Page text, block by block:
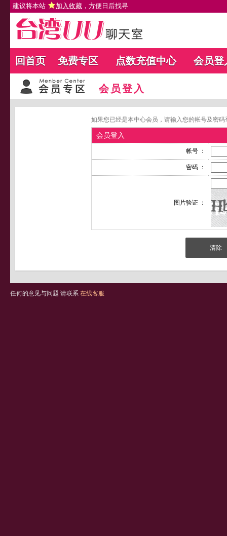
建议将本站 加入收藏 ，方便日后找寻
回首页 免费专区 点数充值中心 会员登
会员登入
如果您已经是本中心会员，请输入您的帐号及密
会员登入
帐号 ：
密码 ：
图片验证 ：
任何的意见与问题 请联系 在线客服